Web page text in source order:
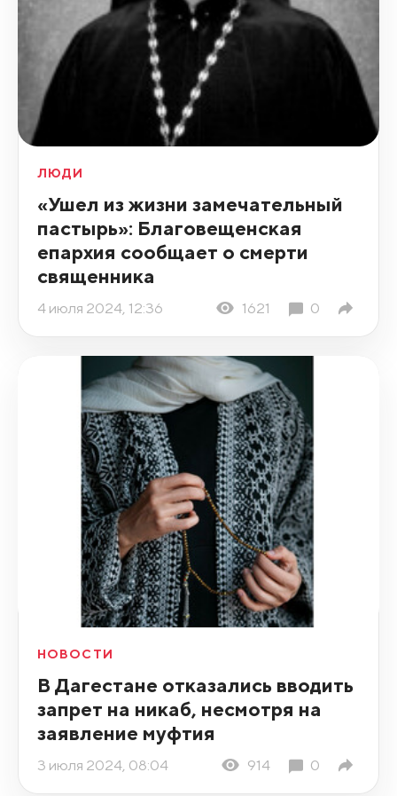
ЛЮДИ
«Ушел из жизни замечательный
пастырь»: Благовещенская
епархия сообщает о смерти
священника
4 июля 2024, 12:36 1621 0
НОВОСТИ
В Дагестане отказались вводить
запрет на никаб, несмотря на
заявление муфтия
3 июля 2024, 08:04 914 0